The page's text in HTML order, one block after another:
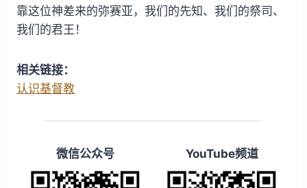
靠这位神差来的弥赛亚，我们的先知、我们的祭司、
我们的君王！
相关链接：
认识基督教
微信公众号 YouTube频道